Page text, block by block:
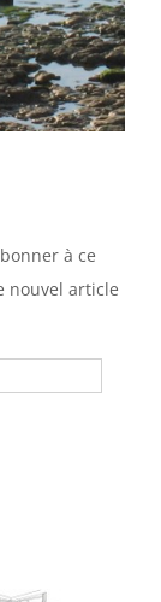
à ce
nouvel article